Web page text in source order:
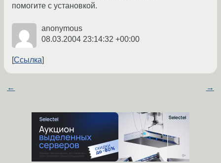
помогите с установкой.
anonymous
08.03.2004 23:14:32 +00:00
Ссылка
← →